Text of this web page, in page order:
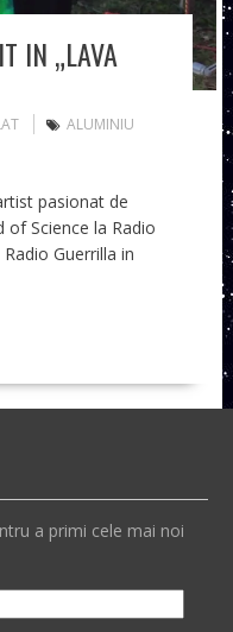
IN „LAVA
ALUMINIU
pasionat de
of Science la Radio
Guerrilla in
a primi cele mai noi